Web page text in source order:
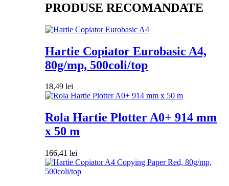
PRODUSE RECOMANDATE
Hartie Copiator Eurobasic A4,
80g/mp, 500coli/top
18,49 lei
Rola Hartie Plotter A0+ 914 mm
x 50 m
166,41 lei